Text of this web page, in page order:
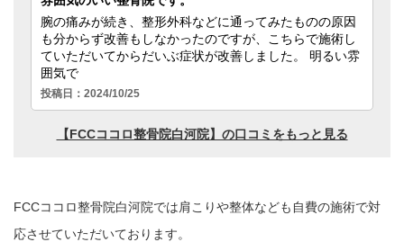
FCCココロ整骨院白河院では肩こりや整体なども自費の施術で対
応させていただいております。